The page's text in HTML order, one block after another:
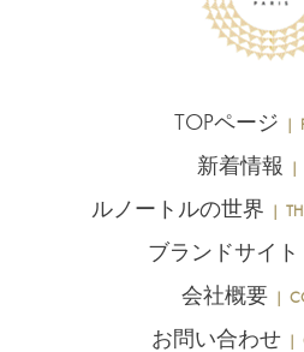
TOPページ ｜
新着情報
ルノートルの世界 ｜
ブランドサイト
会社概要｜
お問い合わせ｜